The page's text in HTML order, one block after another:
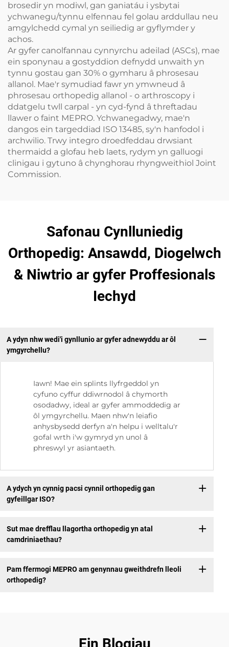
brosedir yn modiwl, gan ganiatáu i ysbytai
ychwanegu/tynnu elfennau fel golau arddullau neu
amgylchedd cymal yn seiliedig ar gyflymder y
achos.
Ar gyfer canolfannau cynnyrchu adeilad (ASCs), mae
ein sponynau a gostyddion defnydd unwaith yn
tynnu gostau gan 30% o gymharu â phrosesau
allanol. Mae'r symudiad fawr yn ymwneud â
phrosesau orthopedig allanol - o arthroscopy i
ddatgelu twll carpal - yn cyd-fynd â threftadau
llawer o faint MEPRO. Ychwanegadwy, mae'n
dangos ein targeddiad ISO 13485, sy'n hanfodol i
archwilio. Trwy integro droedfeddau drwsiant
thermaidd a glofau heb laets, rydym yn galluogi
clinigau i gytuno â chynghorau rhyngweithiol Joint
Commission.
Safonau Cynlluniedig
Orthopedig: Ansawdd, Diogelwch
& Niwtrio ar gyfer Proffesionals
Iechyd
A ydyn nhw wedi'i gynllunio ar gyfer adnewyddu ar ôl
ymgyrchellu?
Iawn! Mae ein splints llyfrgeddol yn
cyfuno cyffur ddiwrnodol â chymorth
osodadwy, ideal ar gyfer ammoddedig ar
ôl ymgyrchellu. Maen nhw'n leiafio
anhysbysedd derfyn a'n helpu i welltalu'r
gofal wrth i'w gymryd yn unol â
phreswyl yr asiantaeth.
A ydych yn cynnig pacsi cynnil orthopedig gan
gyfeillgar ISO?
Sut mae drefflau llagortha orthopedig yn atal
camdriniaethau?
Pam ffermogi MEPRO am genynnau gweithdrefn lleoli
orthopedig?
Ein Blogiau